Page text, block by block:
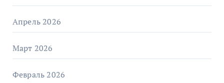
Апрель 2026
Март 2026
Февраль 2026